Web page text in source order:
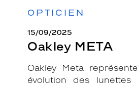
OPTICIEN
15/09/2025
Oakley META
Oakley Meta
évolution des lunettes